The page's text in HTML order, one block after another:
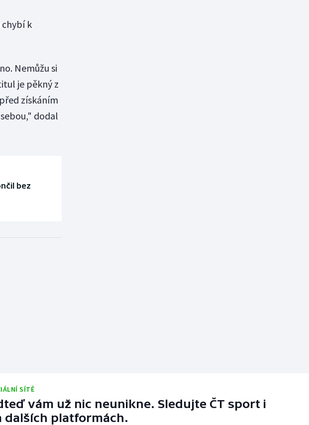
chybí k
Nemůžu si
je pěkný z
získáním
dodal
bez
SÍTĚ
vám už nic neunikne. Sledujte ČT sport i
dalších platformách.